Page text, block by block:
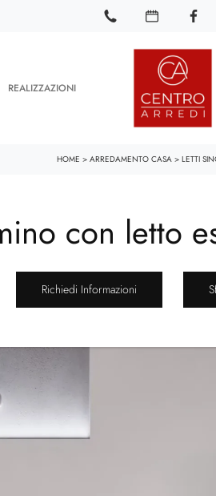
REALIZZAZIONI
HOME > ARREDAMENTO CASA > LETTI
con letto
Richiedi Informazioni